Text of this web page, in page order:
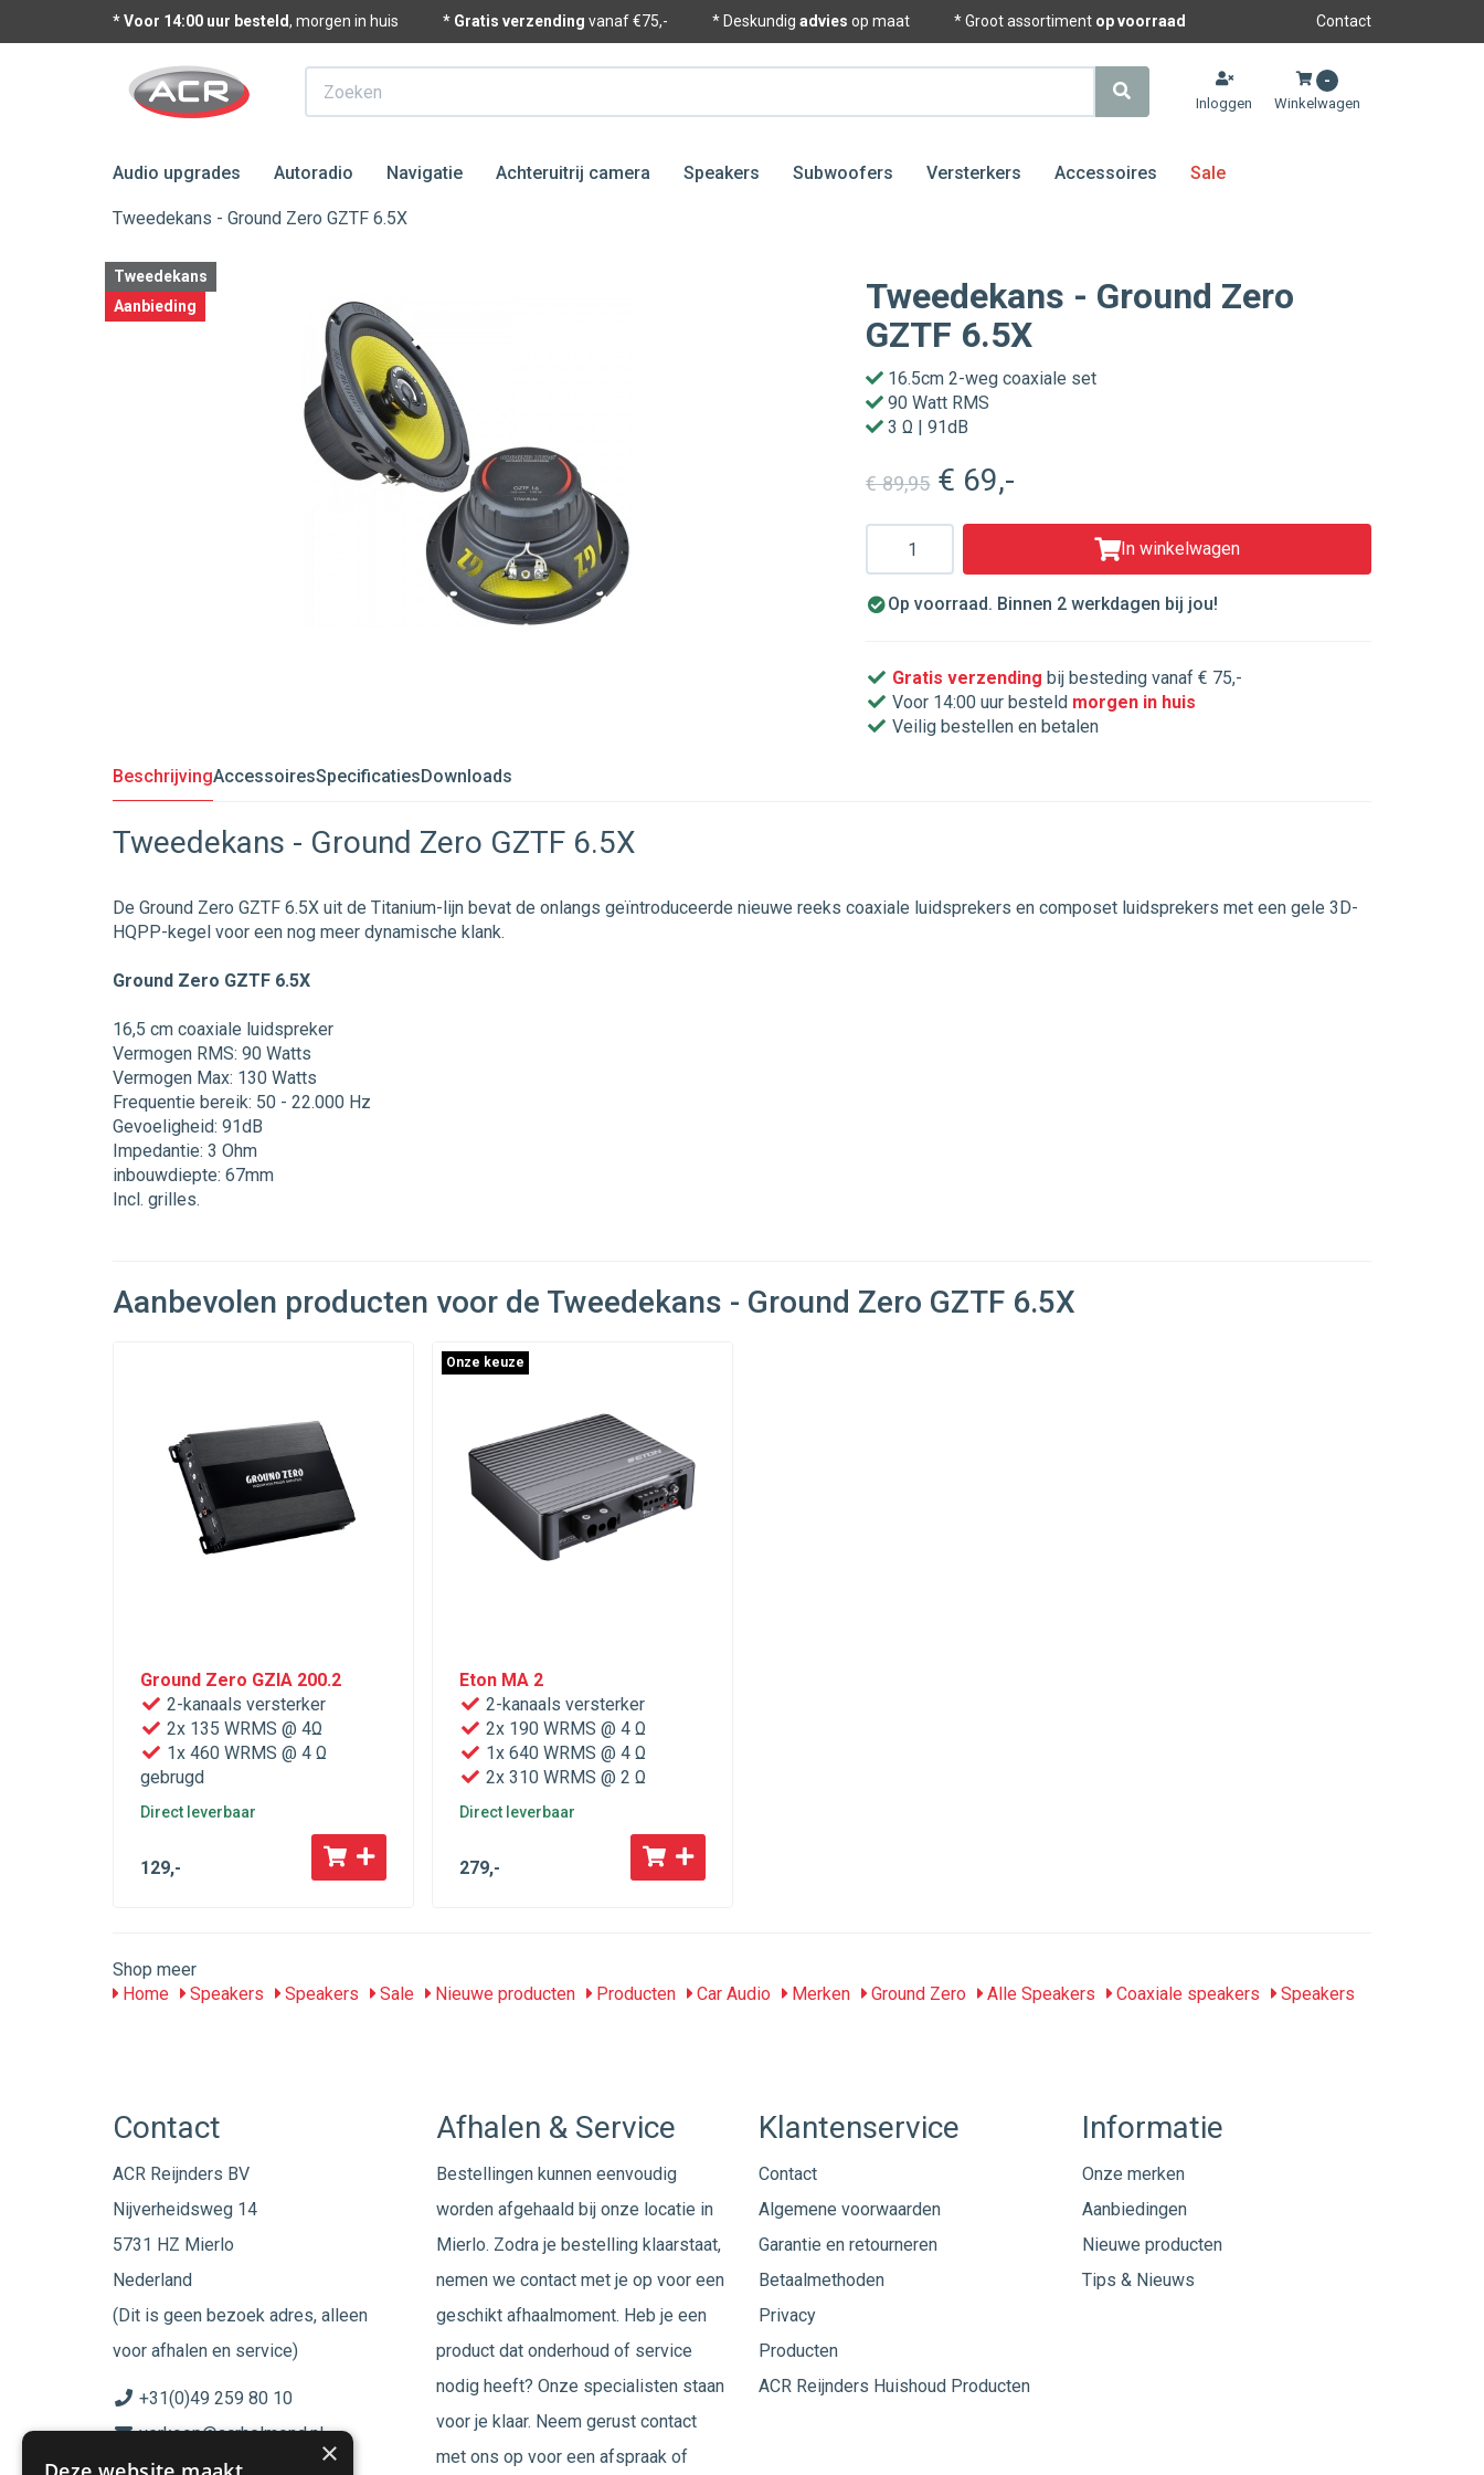
* Voor 14:00 uur besteld, morgen in huis * Gratis verzending vanaf €75,- * Deskundig advies op maat * Groot assortiment op voorraad Contact
Zoeken
Inloggen
-
Winkelwagen
Audio upgrades Autoradio Navigatie Achteruitrij camera Speakers Subwoofers Versterkers Accessoires Sale
Tweedekans - Ground Zero GZTF 6.5X
Tweedekans
Aanbieding
Tweedekans - Ground Zero
GZTF 6.5X
16.5cm 2-weg coaxiale set
90 Watt RMS
3 Ω | 91dB
€ 89,95€ 69,-
Aantal
In winkelwagen
Op voorraad. Binnen 2 werkdagen bij jou!
Gratis verzending bij besteding vanaf € 75,-
Voor 14:00 uur besteld morgen in huis
Veilig bestellen en betalen
BeschrijvingAccessoiresSpecificatiesDownloads
Tweedekans - Ground Zero GZTF 6.5X
De Ground Zero GZTF 6.5X uit de Titanium-lijn bevat de onlangs geïntroduceerde nieuwe reeks coaxiale luidsprekers en composet luidsprekers met een gele 3D-
HQPP-kegel voor een nog meer dynamische klank.
Ground Zero GZTF 6.5X
16,5 cm coaxiale luidspreker
Vermogen RMS: 90 Watts
Vermogen Max: 130 Watts
Frequentie bereik: 50 - 22.000 Hz
Gevoeligheid: 91dB
Impedantie: 3 Ohm
inbouwdiepte: 67mm
Incl. grilles.
Aanbevolen producten voor de Tweedekans - Ground Zero GZTF 6.5X
Ground Zero GZIA 200.2
2-kanaals versterker
2x 135 WRMS @ 4Ω
1x 460 WRMS @ 4 Ω
gebrugd
Direct leverbaar
129,-
Onze keuze
Eton MA 2
2-kanaals versterker
2x 190 WRMS @ 4 Ω
1x 640 WRMS @ 4 Ω
2x 310 WRMS @ 2 Ω
Direct leverbaar
279,-
Shop meer
Home
Speakers Speakers Sale Nieuwe producten Producten Car Audio Merken Ground Zero Alle Speakers Coaxiale speakers Speakers
Contact
ACR Reijnders BV
Nijverheidsweg 14
5731 HZ Mierlo
Nederland
(Dit is geen bezoek adres, alleen
voor afhalen en service)
+31(0)49 259 80 10
verkoop@acrhelmond.nl
Afhalen & Service
Bestellingen kunnen eenvoudig
worden afgehaald bij onze locatie in
Mierlo. Zodra je bestelling klaarstaat,
nemen we contact met je op voor een
geschikt afhaalmoment. Heb je een
product dat onderhoud of service
nodig heeft? Onze specialisten staan
voor je klaar. Neem gerust contact
met ons op voor een afspraak of
Klantenservice
Contact
Algemene voorwaarden
Garantie en retourneren
Betaalmethoden
Privacy
Producten
ACR Reijnders Huishoud Producten
Informatie
Onze merken
Aanbiedingen
Nieuwe producten
Tips & Nieuws
×